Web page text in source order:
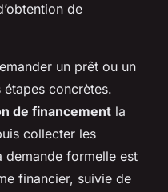
de
un prêt ou un
étapes concrètes.
de financement la
collecter les
demande formelle est
financier, suivie de